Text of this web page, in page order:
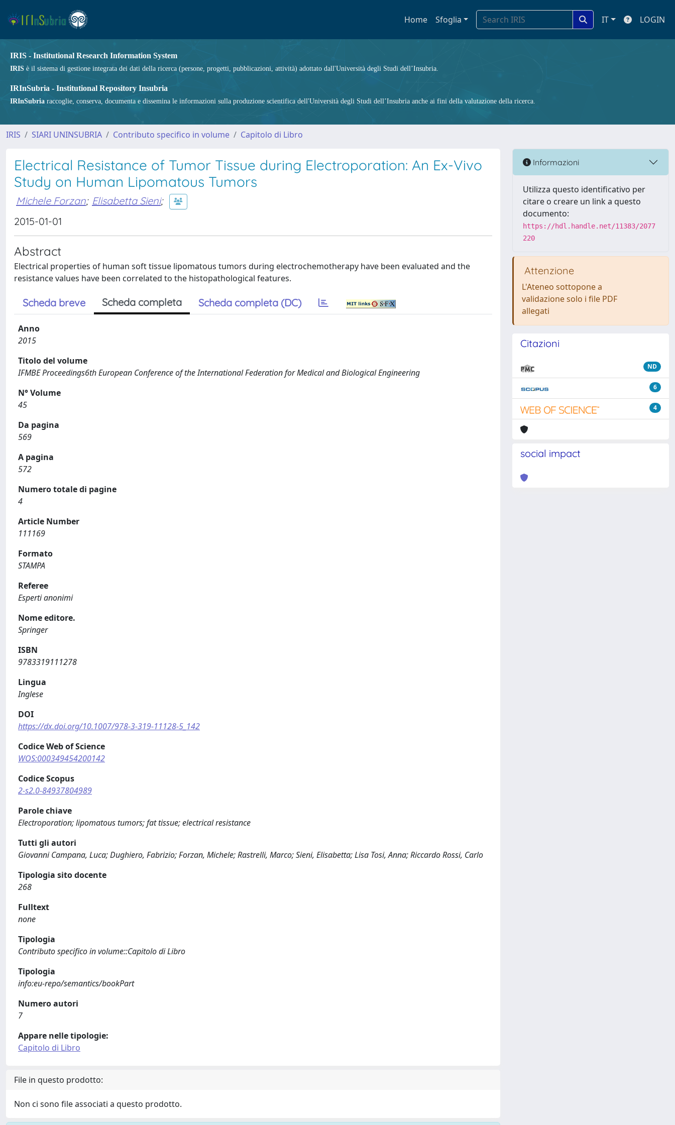
Home Sfoglia IT LOGIN
IRIS - Institutional Research Information System
IRIS è il sistema di gestione integrata dei dati della ricerca (persone, progetti, pubblicazioni, attività) adottato dall'Università degli Studi dell’Insubria.
IRInSubria - Institutional Repository Insubria
IRInSubria raccoglie, conserva, documenta e dissemina le informazioni sulla produzione scientifica dell'Università degli Studi dell’Insubria anche ai fini della valutazione della ricerca.
IRIS SIARI UNINSUBRIA Contributo specifico in volume Capitolo di Libro
Electrical Resistance of Tumor Tissue during Electroporation: An Ex-Vivo
Study on Human Lipomatous Tumors
Michele Forzan; Elisabetta Sieni;
2015-01-01
Abstract
Electrical properties of human soft tissue lipomatous tumors during electrochemotherapy have been evaluated and the
resistance values have been correlated to the histopathological features.
Scheda breve Scheda completa Scheda completa (DC)
Anno
2015
Titolo del volume
IFMBE Proceedings6th European Conference of the International Federation for Medical and Biological Engineering
N° Volume
45
Da pagina
569
A pagina
572
Numero totale di pagine
4
Article Number
111169
Formato
STAMPA
Referee
Esperti anonimi
Nome editore.
Springer
ISBN
9783319111278
Lingua
Inglese
DOI
https://dx.doi.org/10.1007/978-3-319-11128-5_142
Codice Web of Science
WOS:000349454200142
Codice Scopus
2-s2.0-84937804989
Parole chiave
Electroporation; lipomatous tumors; fat tissue; electrical resistance
Tutti gli autori
Giovanni Campana, Luca; Dughiero, Fabrizio; Forzan, Michele; Rastrelli, Marco; Sieni, Elisabetta; Lisa Tosi, Anna; Riccardo Rossi, Carlo
Tipologia sito docente
268
Fulltext
none
Tipologia
Contributo specifico in volume::Capitolo di Libro
Tipologia
info:eu-repo/semantics/bookPart
Numero autori
7
Appare nelle tipologie:
Capitolo di Libro
File in questo prodotto:
Non ci sono file associati a questo prodotto.
Informazioni
Utilizza questo identificativo per
citare o creare un link a questo
documento:
https://hdl.handle.net/11383/2077
220
Attenzione
L'Ateneo sottopone a
validazione solo i file PDF
allegati
Citazioni
ND
6
4
social impact